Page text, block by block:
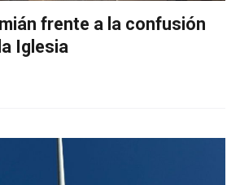
frente a la confusión
Iglesia